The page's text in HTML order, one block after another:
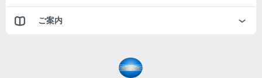
ご案内